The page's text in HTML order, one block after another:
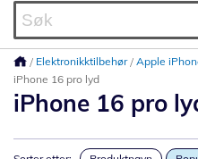
Elektronikktilbehør Apple
iPhone 16 pro lyd
iPhone 16 pro